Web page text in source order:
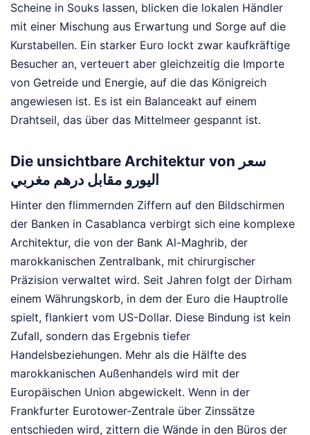
Scheine in Souks lassen, blicken die lokalen Händler
mit einer Mischung aus Erwartung und Sorge auf die
Kurstabellen. Ein starker Euro lockt zwar kaufkräftige
Besucher an, verteuert aber gleichzeitig die Importe
von Getreide und Energie, auf die das Königreich
angewiesen ist. Es ist ein Balanceakt auf einem
Drahtseil, das über das Mittelmeer gespannt ist.
Die unsichtbare Architektur von سعر
اليورو مقابل درهم مغربي
Hinter den flimmernden Ziffern auf den Bildschirmen
der Banken in Casablanca verbirgt sich eine komplexe
Architektur, die von der Bank Al-Maghrib, der
marokkanischen Zentralbank, mit chirurgischer
Präzision verwaltet wird. Seit Jahren folgt der Dirham
einem Währungskorb, in dem der Euro die Hauptrolle
spielt, flankiert vom US-Dollar. Diese Bindung ist kein
Zufall, sondern das Ergebnis tiefer
Handelsbeziehungen. Mehr als die Hälfte des
marokkanischen Außenhandels wird mit der
Europäischen Union abgewickelt. Wenn in der
Frankfurter Eurotower-Zentrale über Zinssätze
entschieden wird, zittern die Wände in den Büros der